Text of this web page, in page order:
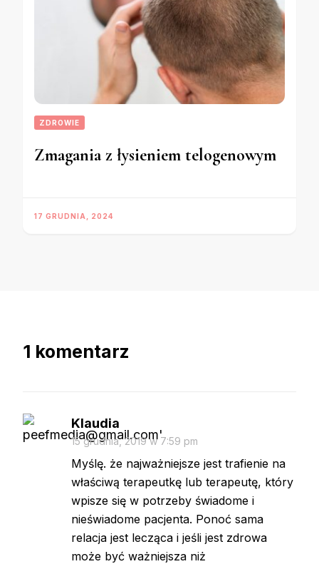
ZDROWIE
Zmagania z łysieniem telogenowym
17 GRUDNIA, 2024
1 komentarz
Klaudia
15 grudnia, 2019 w 7:59 pm
Myślę. że najważniejsze jest trafienie na
właściwą terapeutkę lub terapeutę, który
wpisze się w potrzeby świadome i
nieświadome pacjenta. Ponoć sama
relacja jest lecząca i jeśli jest zdrowa
może być ważniejsza niż